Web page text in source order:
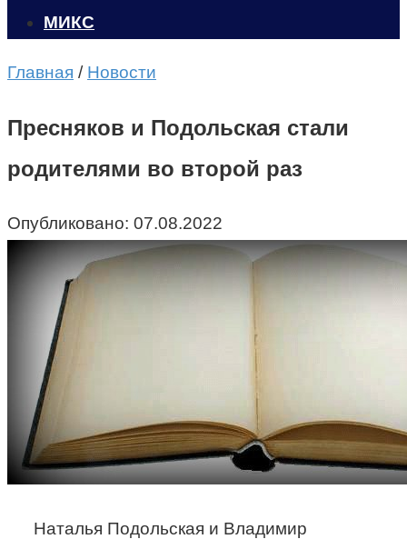
МИКС
Главная / Новости
Пресняков и Подольская стали
родителями во второй раз
Опубликовано: 07.08.2022
Наталья Подольская и Владимир